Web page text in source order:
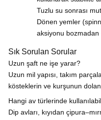
Tuzlu su sonrası
Dönen yemler
aksiyonu bozmadan
Sık Sorulan Sorular
Uzun şaft ne işe yarar?
Uzun mil yapısı, takım
kösteklerin ve kurşunun
Hangi av türlerinde
Dip avları, kıyıdan